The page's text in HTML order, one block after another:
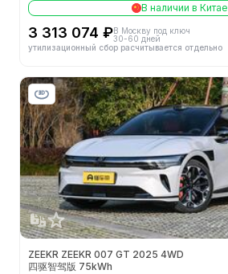
В наличии в Китае
3 313 074 ₽В Москву под ключ
30-60 дней
утилизационный сбор расчитывается отдельно
ZEEKR ZEEKR 007 GT 2025 4WD
四驱智驾版 75kWh